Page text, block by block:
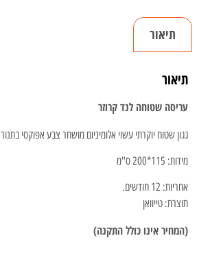
תיאור
תיאור
עריסה שטוחה לנד קרוזר
גגון שטוח יוקרתי עשוי אלומיניום מושחר צבע אפוקסי בתנור
מידות: 115*200 ס"מ
אחריות: 12 חודשים.
תוצרת: טייוואן
(המחיר אינו כולל התקנה)